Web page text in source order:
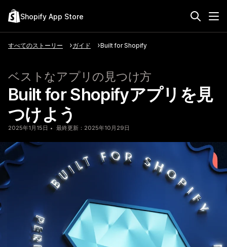
Shopify App Store
すべてのストーリー ガイド Built for Shopify
ベストなアプリの見つけ方
Built for Shopifyアプリを見
つけよう
2025年1月15日 最終更新：2025年10月29日